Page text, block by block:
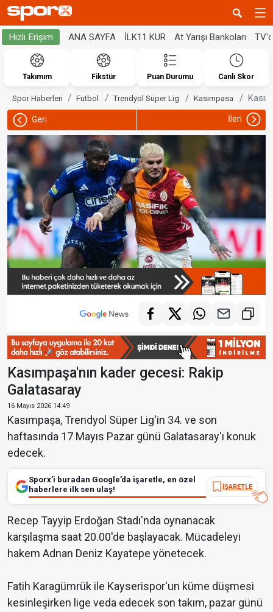
Hızlı Erişim ANA SAYFA İLK11 KUR At Yarışı Bankoları
Takımım Fikstür Puan Durumu Canlı Skor
Spor Haberleri Futbol Trendyol Süper Lig Kasımpasa
Geri İleri
Kasımpaşa'nın kader gecesi: Rakip
Galatasaray
16 Mayıs 2026 14:49
Kasımpaşa, Trendyol Süper Lig'in 34. ve son
haftasında 17 Mayıs Pazar günü Galatasaray'ı konuk
edecek.
Sporx’i buradan Google’da işaretle, en özel
haberlere ilk sen ulaş!
İŞARETLE
Recep Tayyip Erdoğan Stadı'nda oynanacak
karşılaşma saat 20.00'de başlayacak. Mücadeleyi
hakem Adnan Deniz Kayatepe yönetecek.
Fatih Karagümrük ile Kayserispor'un küme düşmesi
kesinleşirken lige veda edecek son takım, pazar günü